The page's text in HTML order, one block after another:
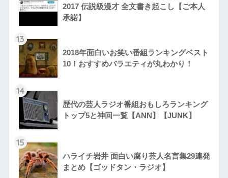
2017 伝説級漫才 全文書き起こし【ご本人
承諾】
13
2018年面白いお笑い番組ランキングベスト
10！おすすめバラエティが丸わかり！
14
歴代の芸人ラジオ番組おもしろランキング
トップ5と神回一覧【ANN】【JUNK】
15
ハライチ岩井 面白い腐り芸人名言集29連発
まとめ【ゴッドタン・ラジオ】